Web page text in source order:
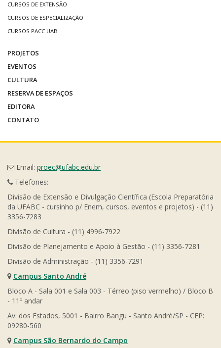
CURSOS DE EXTENSÃO
CURSOS DE ESPECIALIZAÇÃO
CURSOS PACC UAB
PROJETOS
EVENTOS
CULTURA
RESERVA DE ESPAÇOS
EDITORA
CONTATO
Email: proec@ufabc.edu.br
Telefones:
Divisão de Extensão e Divulgação Científica (Escola Preparatória
da UFABC - cursinho p/ Enem, cursos, eventos e projetos) - (11)
3356-7283
Divisão de Cultura - (11) 4996-7922
Divisão de Planejamento e Apoio à Gestão - (11) 3356-7281
Divisão de Administração - (11) 3356-7291
Campus Santo André
Bloco A - Sala 001 e Sala 003 - Térreo (piso vermelho) / Bloco B
- 11º andar
Av. dos Estados, 5001 - Bairro Bangu - Santo André/SP - CEP:
09280-560
Campus São Bernardo do Campo